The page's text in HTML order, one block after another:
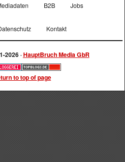
B2B Jobs
Kontakt
2026 ·HauptBruch Media GbR
to top of page